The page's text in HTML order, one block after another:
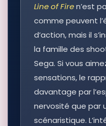
Line of Firen’est
comme peuvent
d’action, mais il
la famille des
Sega. Si vous
sensations, le
davantage par
nervosité que par
scénaristique.